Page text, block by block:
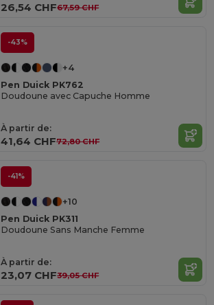
26,54 CHF67,59 CHF
-43%
+4
Pen Duick PK762
Doudoune avec Capuche Homme
À partir de:
41,64 CHF72,80 CHF
-41%
+10
Pen Duick PK311
Doudoune Sans Manche Femme
À partir de:
23,07 CHF39,05 CHF